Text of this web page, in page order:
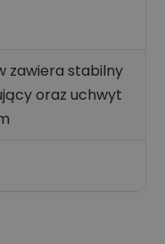
zawiera stabilny
oraz uchwyt